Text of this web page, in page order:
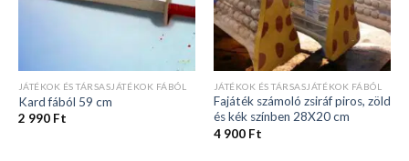
JÁTÉKOK ÉS TÁRSASJÁTÉKOK FÁBÓL
Kard fából 59 cm
2 990 Ft
JÁTÉKOK ÉS TÁRSASJÁTÉKOK FÁBÓL
Fajáték számoló zsiráf piros, zöld
és kék színben 28X20 cm
4 900 Ft